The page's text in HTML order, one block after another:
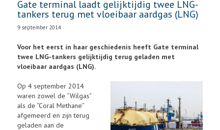
Gate terminal laadt gelijktijdig twee LNG-
tankers terug met vloeibaar aardgas (LNG)
9 september 2014
Voor het eerst in haar geschiedenis heeft Gate terminal
twee LNG-tankers gelijktijdig terug geladen met
vloeibaar aardgas (LNG).
Op 4 september 2014
waren zowel de “Wilgas”
als de “Coral Methane”
afgemeerd en zijn terug
geladen aan de